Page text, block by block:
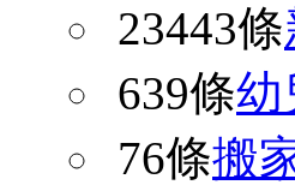
23443條
639條幼
76條搬